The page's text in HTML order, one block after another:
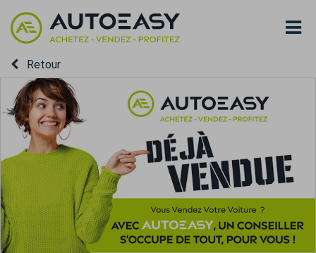
Retour